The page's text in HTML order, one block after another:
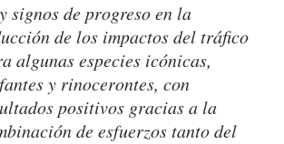
signos de progreso en la
de los impactos del tráfico
algunas especies icónicas,
y rinocerontes, con
positivos gracias a la
de esfuerzos tanto del